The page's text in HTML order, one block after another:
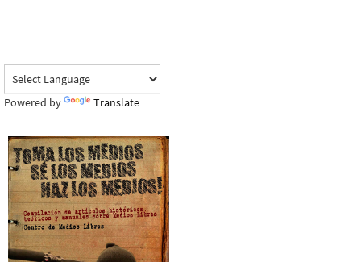
Powered by Translate